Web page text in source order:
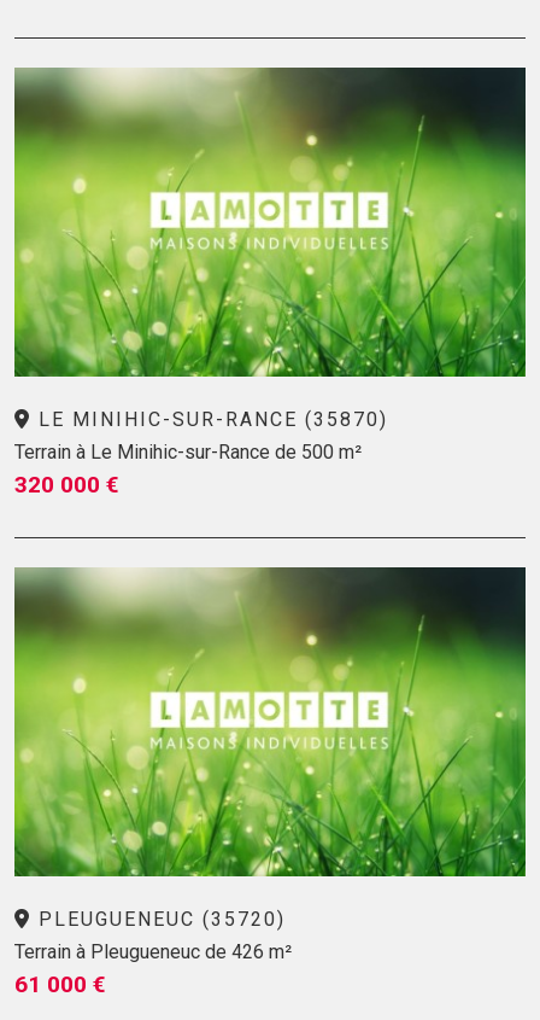
LE MINIHIC-SUR-RANCE (35870)
Terrain à Le Minihic-sur-Rance de 500 m²
320 000 €
PLEUGUENEUC (35720)
Terrain à Pleugueneuc de 426 m²
61 000 €